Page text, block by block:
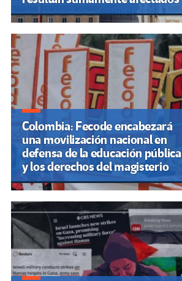
Colombia: Fecode encabezará
una movilización nacional en
defensa de la educación pública
y los derechos del magisterio